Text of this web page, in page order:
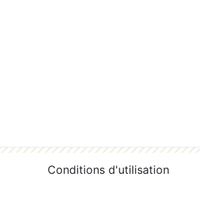
Conditions d'utilisation